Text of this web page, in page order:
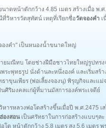
ดหน้าตักกว้าง 4.85 เมตร สร้างเมื่อ พ.
วิหารวัดสุทัศน์ เหตุที่เรียกชื่อวัดจองคำ เ
องคำ" เป็นหนองน้ำขนาดใหญ่
ยมณีทบ โดยช่างฝีมือชาวไทยใหญ่รูปทร
ะพุทธรูป นั่งด้านละหนึ่งองค์ และเริ่มสร้า
าขุนเพียร (พ่อเลี้ยงจองนุ) พิรุญกิจและแ
ศิริมงคลแก่ผู้ที่มานมัสการองค์พระเจดีย์
รหลวงพ่อโตสร้างขึ้นเมื่อปี พ.ศ.2475 เ
องสอนเป็นศรัทธาในการก่อสร้างแบบๆล
หน้าตักกว้าง 5.8 เมตร สูง 5.6 เมตร พ